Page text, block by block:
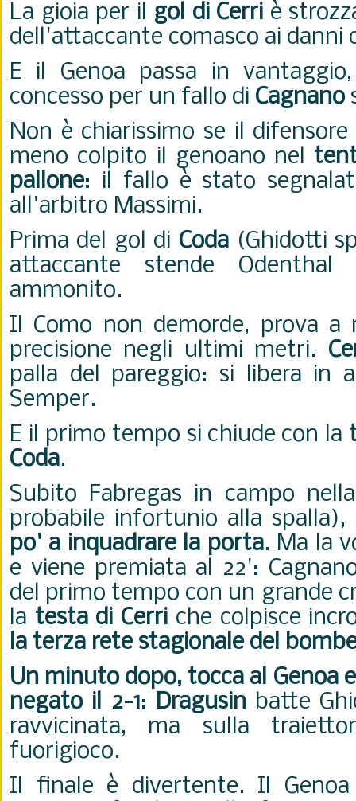
La gioia per il gol di Cerri è
dell'attaccante comasco ai danni
E il Genoa passa in
concesso per un fallo di Cagnano
Non è chiarissimo se il
meno colpito il genoano nel
pallone: il fallo è stato
all'arbitro Massimi.
Prima del gol di Coda(Ghidotti
attaccante stende
ammonito.
Il Como non demorde, prova a
precisione negli ultimi metri.
palla del pareggio: si libera in
Semper.
E il primo tempo si chiude con la
Coda.
Subito Fabregas in campo
probabile infortunio alla spalla),
po' a inquadrare la porta. Ma la
e viene premiata al 22':
del primo tempo con un grande
la testa di Cerri che colpisce
la terza rete stagionale del
Un minuto dopo, tocca al Genoa
negato il 2-1: Dragusinbatte
ravvicinata, ma sulla
fuorigioco.
Il finale è divertente. Il Genoa